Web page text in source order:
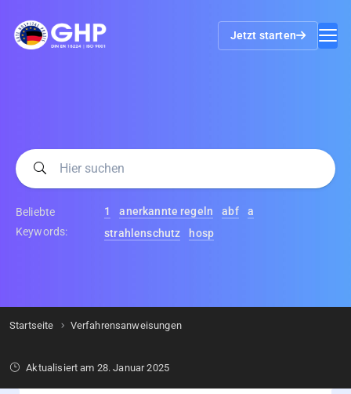
Jetzt starten
Beliebte
Keywords:
1 anerkannte regeln abf
a
strahlenschutz
hosp
Startseite Verfahrensanweisungen
Aktualisiert am 28. Januar 2025